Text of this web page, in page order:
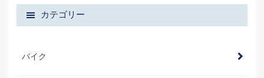
カテゴリー
バイク